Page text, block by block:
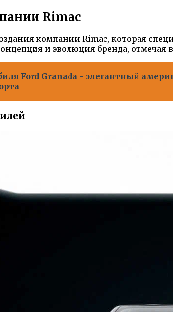
Rimac
компании Rimac, которая
и эволюция бренда, отмечая
Ford Granada - элегантный